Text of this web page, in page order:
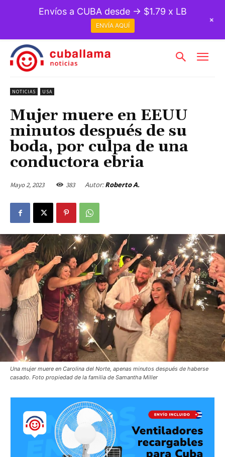
NOTICIAS USA
Mujer muere en EEUU
minutos después de su
boda, por culpa de una
conductora ebria
Mayo 2, 2023 383 Autor: Roberto A.
Una mujer muere en Carolina del Norte, apenas minutos después de haberse
casado. Foto propiedad de la familia de Samantha Miller
Envíos a CUBA desde → $1.79 x LB
ENVÍA AQUÍ
+